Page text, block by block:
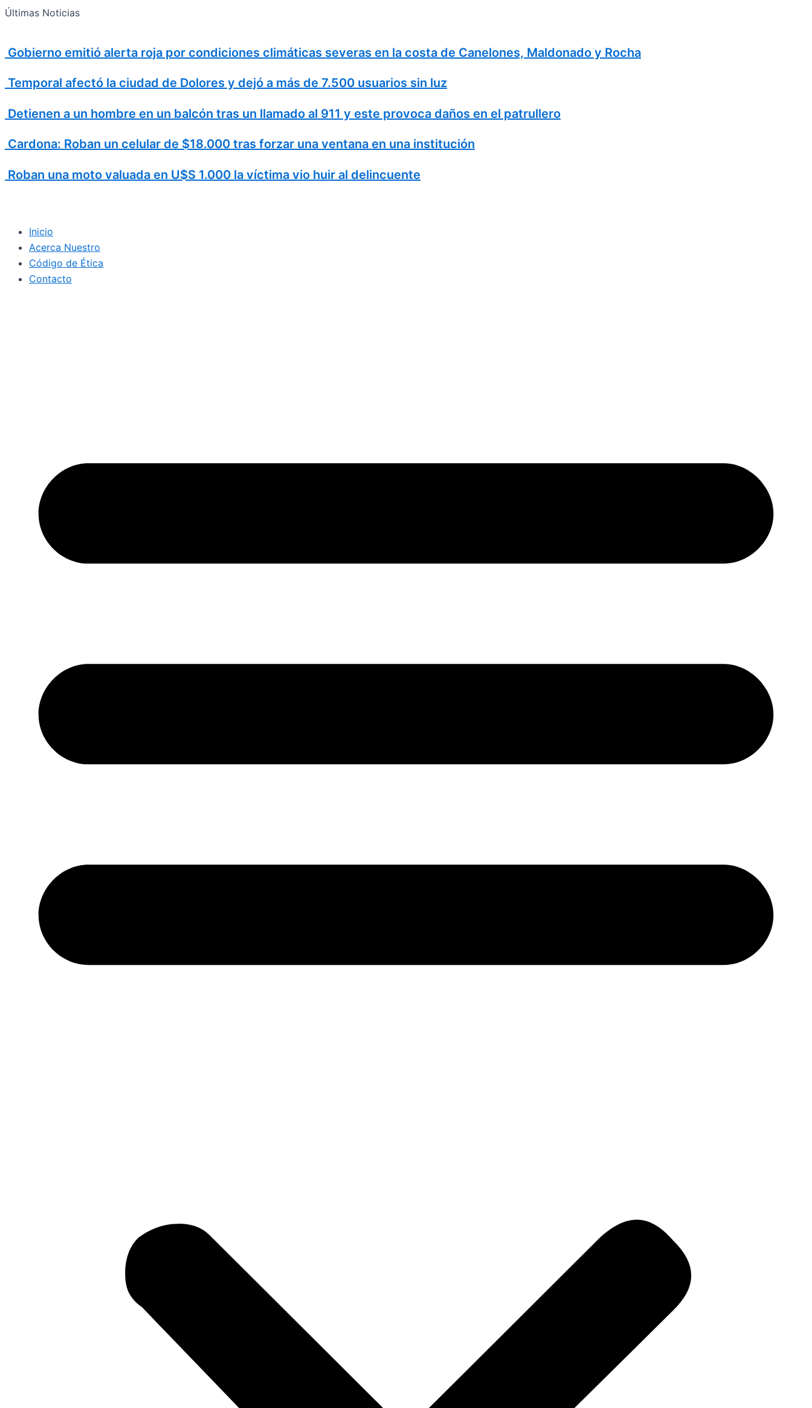
Ir
Últimas Noticias
Gobierno emitió alerta roja por condiciones climáticas severas en la costa de Canelones, Maldonado y Rocha
Temporal afectó la ciudad de Dolores y dejó a más de 7.500 usuarios sin luz
Detienen a un hombre en un balcón tras un llamado al 911 y este provoca daños en el patrullero
Cardona: Roban un celular de $18.000 tras forzar una ventana en una institución
Roban una moto valuada en U$S 1.000 la víctima vio huir al delincuente
Inicio
Acerca Nuestro
Código de Ética
Contacto
Search